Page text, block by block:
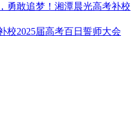
勇敢追梦！湘潭晨光高考补校
校2025届高考百日誓师大会